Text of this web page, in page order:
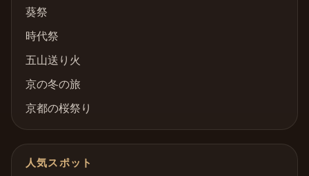
葵祭
時代祭
五山送り火
京の冬の旅
京都の桜祭り
人気スポット